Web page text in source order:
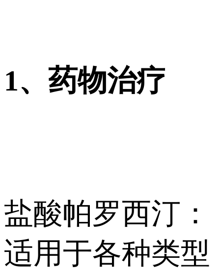
1、药物治疗
盐酸帕罗西汀：
适用于各种类型